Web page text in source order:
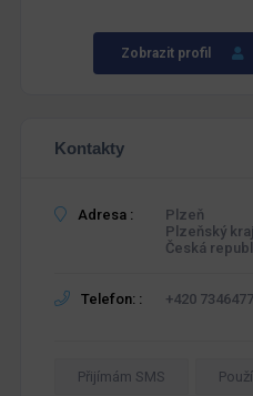
Zobrazit profil
Kontakty
Adresa :
Plzeň
Plzeňský kraj
Česká
Telefon: : +420
Přijímám SMS